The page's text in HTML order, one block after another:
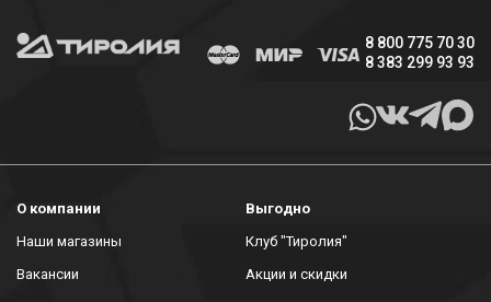
8 800 775 70 30
8 383 299 93 93
О компании
Наши магазины
Вакансии
Выгодно
Клуб "Тиролия"
Акции и скидки